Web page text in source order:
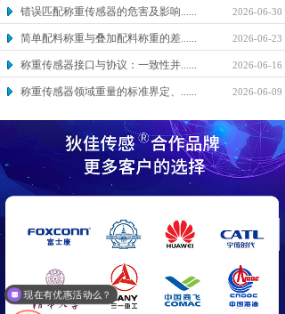
错误匹配称重传感器的危害及影响...... 2026-06-30
简单配料称重与叠加配料称重的差...... 2026-06-23
称重传感器接口与协议：一致性并...... 2026-06-16
称重传感器领域重量的标准界定、...... 2026-06-09
称重传感器线缆选型 2026-06-02
可以介绍下你们的产品么？
现在有优惠活动么？